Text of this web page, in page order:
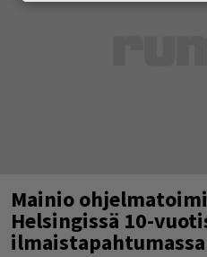
Mainio
Helsingissä 10-